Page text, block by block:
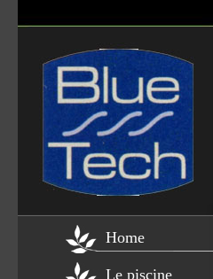
Home
Le piscine